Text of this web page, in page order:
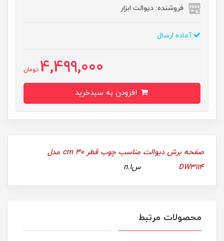
فروشنده: دیوالت ابزار
آماده ارسال
4,499,000 تومان
صفحه برش دیوالت مناسب چوب قطر 30 cm مدل
DW3114
سn.1
محصولات مرتبط